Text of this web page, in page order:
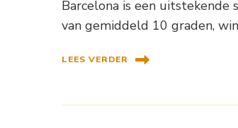
Barcelona is een
van gemiddeld 10 graden,
LEES VERDER